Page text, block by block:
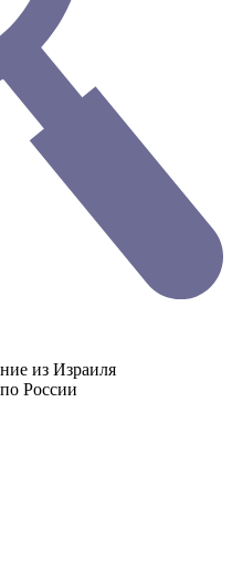
из Израиля
России